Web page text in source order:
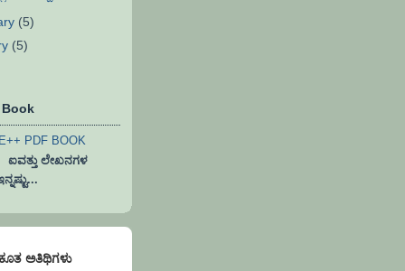
(5)
(5)
Book
ಲೇಖನಗಳ
ಅತಿಥಿಗಳು